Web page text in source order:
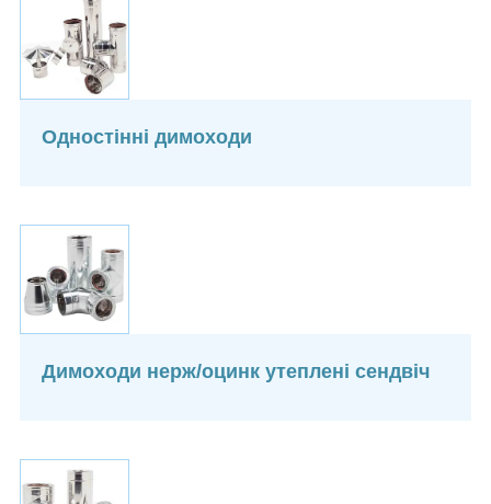
Одностінні димоходи
Димоходи нерж/оцинк утеплені сендвіч